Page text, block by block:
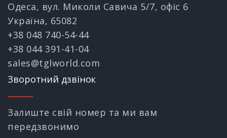
Одеса, вул. Миколи Савича 5/7, офіс 6
Україна, 65082
+38 048 740-54-44
+38 044 391-41-04
sales@tglworld.com
Зворотний дзвінок
Залиште свій номер та ми вам
передзвонимо